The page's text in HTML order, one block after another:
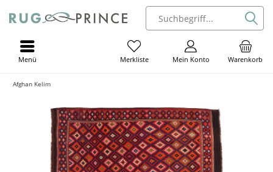
Warenkorb
Mein Konto
Merkliste
Menü
Afghan Kelim